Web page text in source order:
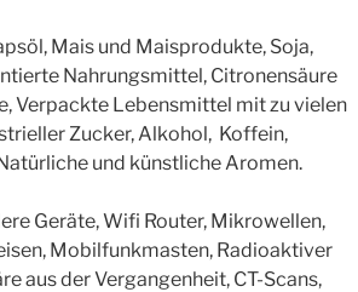
Mais und Maisprodukte, Soja,
Nahrungsmittel, Citronensäure
Verpackte Lebensmittel mit zu vielen
Zucker, Alkohol, Koffein,
und künstliche Aromen.
Geräte, Wifi Router, Mikrowellen,
Mobilfunkmasten, Radioaktiver
aus der Vergangenheit, CT-Scans,